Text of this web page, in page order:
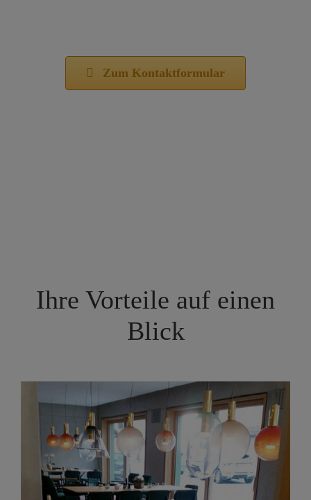
Zum Kontaktformular
Ihre Vorteile auf einen
Blick